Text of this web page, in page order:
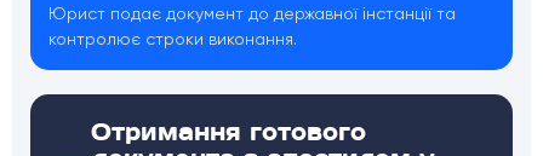
Юрист подає документ до державної інстанції та
контролює строки виконання.
Отримання готового